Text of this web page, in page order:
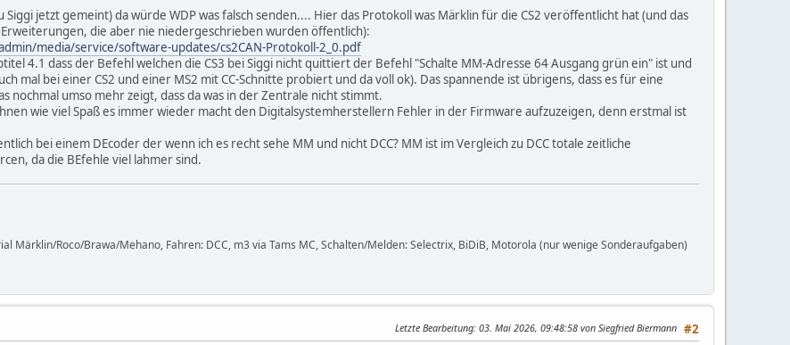
Siggi jetzt gemeint) da würde WDP was falsch senden.... Hier das Protokoll was Märklin für die CS2 veröffentlicht hat (und das
die aber nie niedergeschrieben wurden öffentlich):
media/service/software-updates/cs2CAN-Protokoll-2_0.pdf
4.1 dass der Befehl welchen die CS3 bei Siggi nicht quittiert der Befehl "Schalte MM-Adresse 64 Ausgang grün ein" ist und
mal bei einer CS2 und einer MS2 mit CC-Schnitte probiert und da voll ok). Das spannende ist übrigens, dass es für eine
nochmal umso mehr zeigt, dass da was in der Zentrale nicht stimmt.
wie viel Spaß es immer wieder macht den Digitalsystemherstellern Fehler in der Firmware aufzuzeigen, denn erstmal ist
bei einem DEcoder der wenn ich es recht sehe MM und nicht DCC? MM ist im Vergleich zu DCC totale zeitliche
da die BEfehle viel lahmer sind.
Märklin/Roco/Brawa/Mehano, Fahren: DCC, m3 via Tams MC, Schalten/Melden: Selectrix, BiDiB, Motorola (nur wenige Sonderaufgaben)
#2
Letzte Bearbeitung: 03. Mai 2026, 09:48:58 von Siegfried Biermann